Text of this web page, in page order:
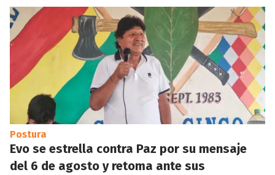
Postura
Evo se estrella contra Paz por su mensaje
del 6 de agosto y retoma ante sus